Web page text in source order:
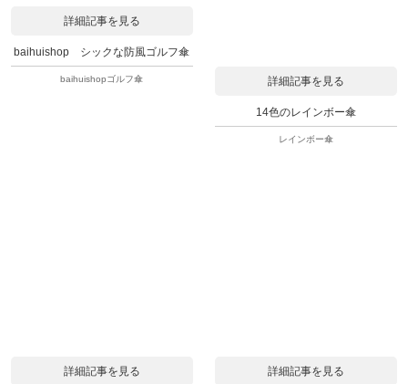
詳細記事を見る
baihuishop シックな防風ゴルフ傘
baihuishopゴルフ傘 詳細記事を見る
14色のレインボー傘
レインボー傘
詳細記事を見る 詳細記事を見る